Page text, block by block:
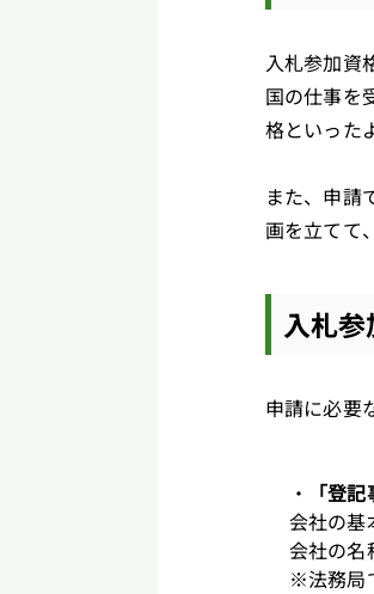
入札参加資
国の仕事を
格といった
また、申請
画を立てて
入札
申請に必要
「登
会社の基
会社の名
※法務局